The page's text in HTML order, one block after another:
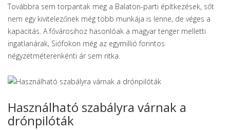
Továbbra sem torpantak meg a Balaton-parti építkezések, sőt
nem egy kivitelezőnek még több munkája is lenne, de véges a
kapacitás. A fővárosihoz hasonlóak a magyar tenger melletti
ingatlanárak, Siófokon még az egymillió forintos
négyzetméterenkénti ár sem ritka.
Használható szabályra várnak a
drónpilóták